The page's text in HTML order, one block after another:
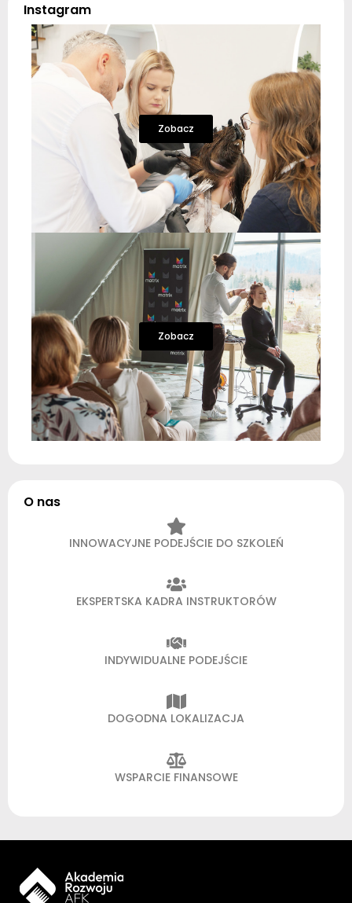
Instagram
Zobacz
Zobacz
O nas
INNOWACYJNE PODEJŚCIE DO SZKOLEŃ
EKSPERTSKA KADRA INSTRUKTORÓW
INDYWIDUALNE PODEJŚCIE
DOGODNA LOKALIZACJA
WSPARCIE FINANSOWE